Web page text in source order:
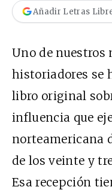
Añadir Letras
Uno de nuestros
historiadores se
libro original
influencia que
norteamericana
de los veinte y
Esa recepción